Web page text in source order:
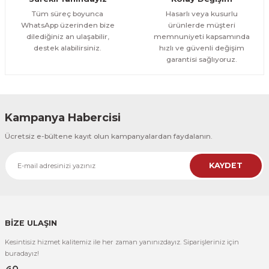
800,00 TL %12
Evinemoda
Boho Tarzı Çiçek 3 Parça Ahşap Çerçeveli Tablo ACT
Evinemoda
Vincent Van Gogh Temalı 3 Parça Ahşap Çerçeveli Tablo ACT
1.000,00 TL ÜRÜNÜ İNCELE
800,00 TL
Tüm süreç boyunca
WhatsApp üzerinden bize
dilediğiniz an ulaşabilir,
destek alabilirsiniz.
Hasarlı veya kusurlu
ürünlerde müşteri
memnuniyeti kapsamında
hızlı ve güvenli değişim
garantisi sağlıyoruz.
Kampanya Habercisi
Ücretsiz e-bültene kayıt olun kampanyalardan faydalanın.
KAYDET
BİZE ULAŞIN
Kesintisiz hizmet kalitemiz ile her zaman yanınızdayız. Siparişleriniz için
buradayız!